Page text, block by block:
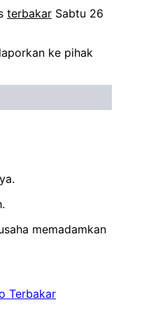
terbakar Sabtu 26
ke pihak
memadamkan
Terbakar